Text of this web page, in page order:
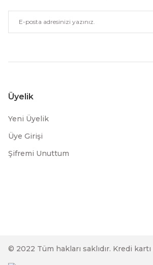
Üyelik
Yeni Üyelik
Üye Girişi
Şifremi Unuttum
© 2022 Tüm hakları saklıdır. Kredi